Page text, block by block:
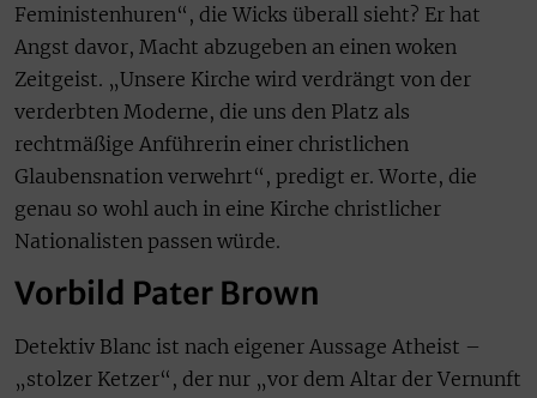
Feministenhuren“, die Wicks überall sieht? Er hat
Angst davor, Macht abzugeben an einen woken
Zeitgeist. „Unsere Kirche wird verdrängt von der
verderbten Moderne, die uns den Platz als
rechtmäßige Anführerin einer christlichen
Glaubensnation verwehrt“, predigt er. Worte, die
genau so wohl auch in eine Kirche christlicher
Nationalisten passen würde.
Vorbild Pater Brown
Detektiv Blanc ist nach eigener Aussage Atheist –
„stolzer Ketzer“, der nur „vor dem Altar der Vernunft